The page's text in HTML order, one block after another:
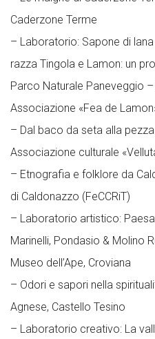
Caderzone Terme
– Laboratorio: Sapone di
razza Tingola e Lamon: un
Parco Naturale Paneveggio
Associazione «Fea de
– Dal baco da seta alla
Associazione culturale
– Etnografia e folklore da
di Caldonazzo (FeCCRiT)
– Laboratorio artistico:
Marinelli, Pondasio & Molino
Museo dell’Ape, Croviana
– Odori e sapori nella
Agnese, Castello Tesino
– Laboratorio creativo: La